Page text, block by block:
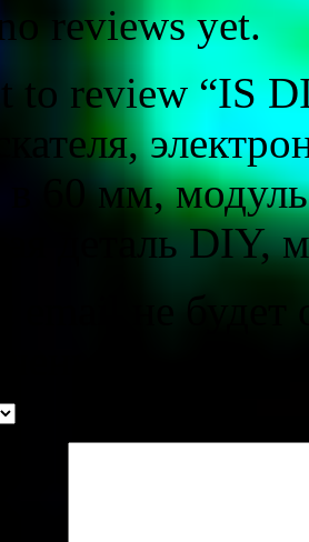
reviews yet.
to review “IS
в 60 мм,
деталь DIY,
email не будет